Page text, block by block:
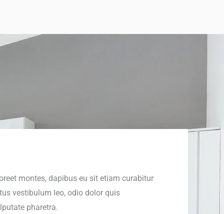
montes, dapibus eu sit etiam curabitur
vestibulum leo, odio dolor quis
pharetra.